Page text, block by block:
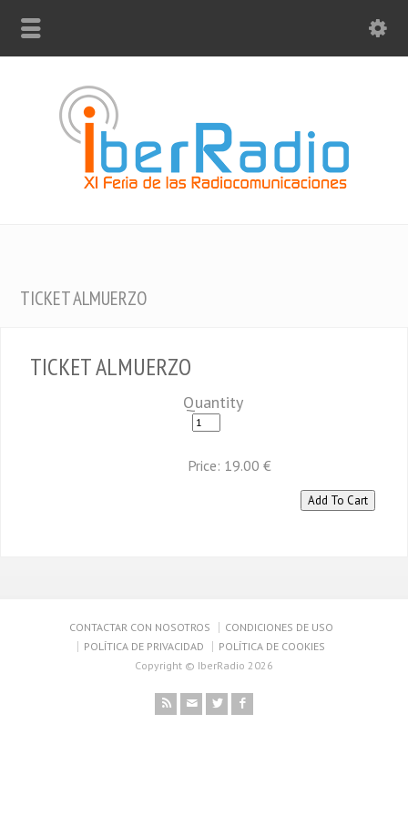
TICKET ALMUERZO
TICKET ALMUERZO
Quantity
Price: 19.00 €
CONTACTAR CON NOSOTROS
CONDICIONES DE USO
POLÍTICA DE PRIVACIDAD
POLÍTICA DE COOKIES
Copyright © IberRadio 2026